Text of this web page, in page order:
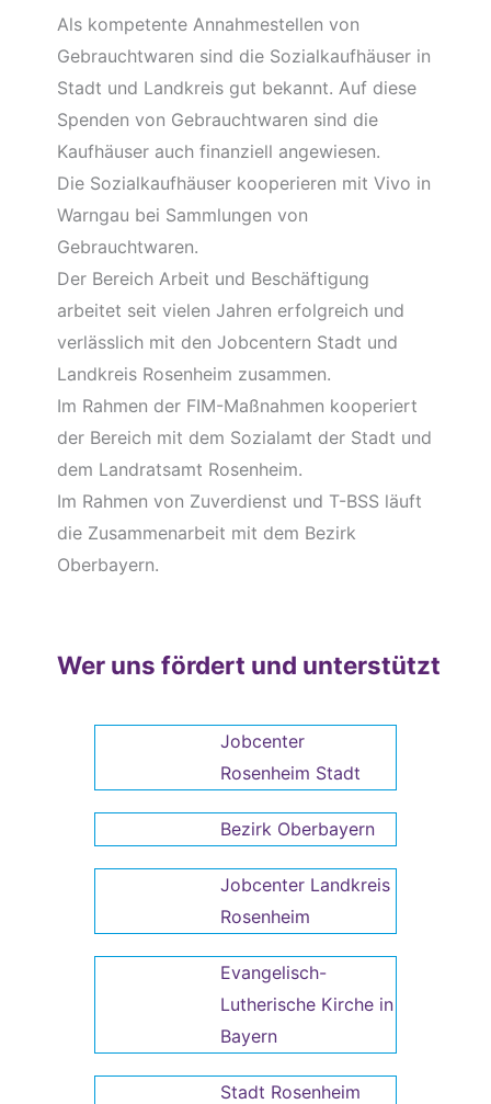
Als kompetente Annahmestellen von
Gebrauchtwaren sind die Sozialkaufhäuser in
Stadt und Landkreis gut bekannt. Auf diese
Spenden von Gebrauchtwaren sind die
Kaufhäuser auch finanziell angewiesen.
Die Sozialkaufhäuser kooperieren mit Vivo in
Warngau bei Sammlungen von
Gebrauchtwaren.
Der Bereich Arbeit und Beschäftigung
arbeitet seit vielen Jahren erfolgreich und
verlässlich mit den Jobcentern Stadt und
Landkreis Rosenheim zusammen.
Im Rahmen der FIM-Maßnahmen kooperiert
der Bereich mit dem Sozialamt der Stadt und
dem Landratsamt Rosenheim.
Im Rahmen von Zuverdienst und T-BSS läuft
die Zusammenarbeit mit dem Bezirk
Oberbayern.
Wer uns fördert und unterstützt
Jobcenter
Rosenheim Stadt
Bezirk Oberbayern
Jobcenter Landkreis
Rosenheim
Evangelisch-
Lutherische Kirche in
Bayern
Stadt Rosenheim